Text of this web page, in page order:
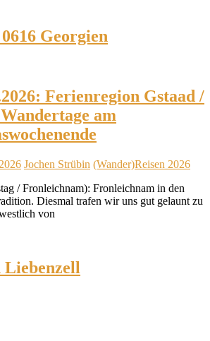
Georgien
Ferienregion Gstaad /
am
Jochen Strübin (Wander)Reisen 2026
/ Fronleichnam): Fronleichnam in den
Diesmal trafen wir uns gut gelaunt zu
von
Liebenzell